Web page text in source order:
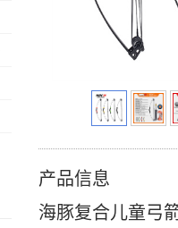
产品信息
海豚复合儿童弓